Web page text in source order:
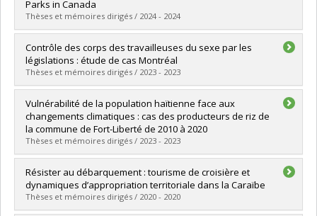
Grade :M. Sc.
Lien vers le document dans Papyrus
Parks in Canada
Thèses et mémoires dirigés / 2024 - 2024
Graduate :García Perez de Arce, Magdalena
Cycle :Doctoral
Grade :Ph. D.
Lien vers le document dans Papyrus
Contrôle des corps des travailleuses du sexe par les
législations : étude de cas Montréal
Thèses et mémoires dirigés / 2023 - 2023
Graduate :Bélisle, Kelly
Cycle :Master's
Grade :M. Sc.
Lien vers le document dans Papyrus
Vulnérabilité de la population haïtienne face aux
changements climatiques : cas des producteurs de riz de
la commune de Fort-Liberté de 2010 à 2020
Thèses et mémoires dirigés / 2023 - 2023
Graduate : Pierre, Jacquelin
Cycle :Master's
Grade :M. Sc.
Lien vers le document dans Papyrus
Résister au débarquement : tourisme de croisière et
dynamiques d’appropriation territoriale dans la Caraïbe
Thèses et mémoires dirigés / 2020 - 2020